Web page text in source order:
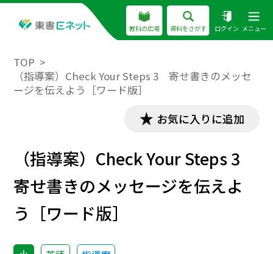
教科の広場 資料をさがす ログイン メニュー
TOP
（指導案）Check Your Steps 3 寄せ書きのメッセ
ージを伝えよう［ワード版］
お気に入りに追加
（指導案）Check Your Steps 3
寄せ書きのメッセージを伝えよ
う［ワード版］